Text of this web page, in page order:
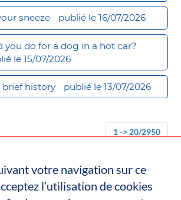
votre navigation sur ce
l’utilisation de cookies
sneeze publié le 16/07/2026
you do for a dog in a hot car?
le 15/07/2026
brief history publié le 13/07/2026
1 -> 20/2950
2 3 4 5 …
148